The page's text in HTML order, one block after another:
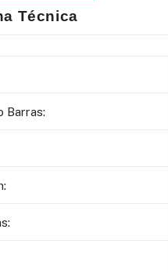
Técnica
Barras: